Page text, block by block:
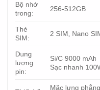
Bộ nhớ
trong:
256-512GB
Thẻ
SIM:
2 SIM, Nano
Dung
lượng
pin:
Si/C 9000 mAh
Sạc nhanh
Mặc lưng